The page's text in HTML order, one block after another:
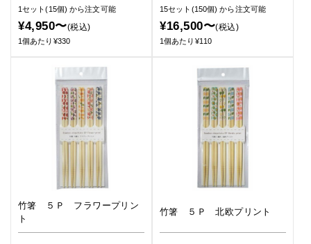
1セット(15個)から注文可能
¥4,950〜(税込)
1個あたり¥330
15セット(150個)から注文可能
¥16,500〜(税込)
1個あたり¥110
竹箸 ５Ｐ フラワープリン
ト
竹箸 ５Ｐ 北欧プリント